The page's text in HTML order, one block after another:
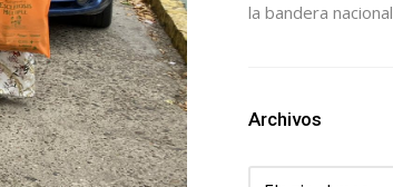
la bandera nacional
Archivos
Archivos